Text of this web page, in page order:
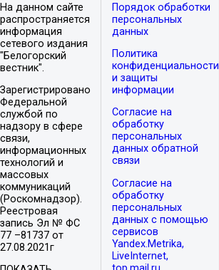
На данном сайте
распространяется
информация
сетевого издания
"Белогорский
вестник".
Зарегистрировано
Федеральной
службой по
надзору в сфере
связи,
информационных
технологий и
массовых
коммуникаций
(Роскомнадзор).
Реестровая
запись Эл № ФС
77 –81737 от
27.08.2021г
Порядок обработки
персональных
данных
Политика
конфиденциальности
и защиты
информации
Согласие на
обработку
персональных
данных обратной
связи
Согласие на
обработку
персональных
данных с помощью
сервисов
Yandex.Metrika,
LiveInternet,